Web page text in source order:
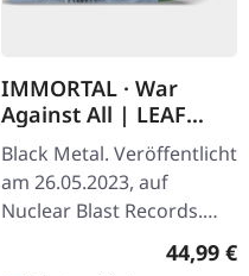
IMMORTAL · War
Against All | LEAF
GREEN/MINK
SPLATTER LP
Black Metal. Veröffentlicht
am 26.05.2023, auf
Nuclear Blast Records.
Leaf Green/Mink Splatter
Vinyl im Gatefold-Cover.
44,99 €